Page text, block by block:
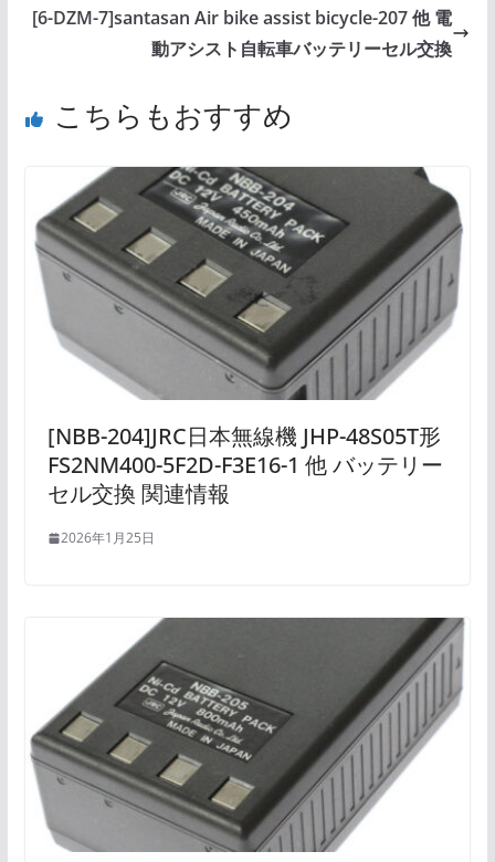
[6-DZM-7]santasan Air bike assist bicycle-207 他 電
動アシスト自転車バッテリーセル交換
こちらもおすすめ
[NBB-204]JRC日本無線機 JHP-48S05T形
FS2NM400-5F2D-F3E16-1 他 バッテリー
セル交換 関連情報
2026年1月25日